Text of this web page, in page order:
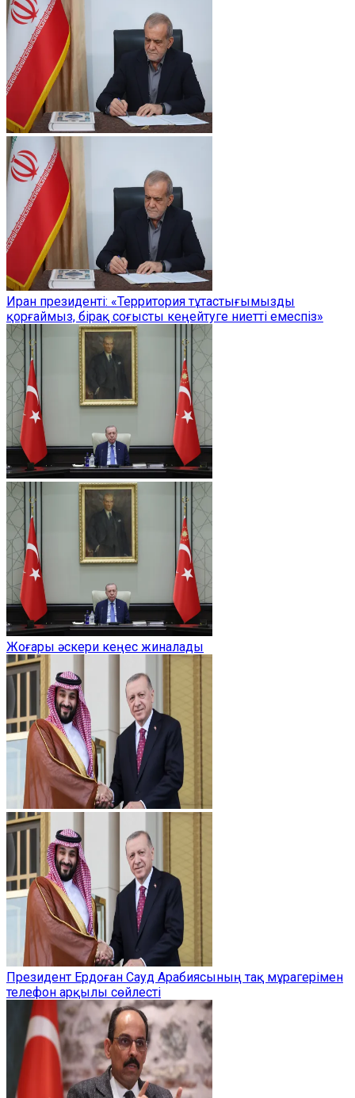
Иран президенті: «Территория тұтастығымызды
қорғаймыз, бірақ соғысты кеңейтуге ниетті емеспіз»
Жоғары әскери кеңес жиналады
Президент Ердоған Сауд Арабиясының тақ мұрагерімен
телефон арқылы сөйлесті